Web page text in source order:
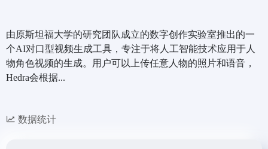
由原斯坦福大学的研究团队成立的数字创作实验室推出的一
个AI对口型视频生成工具，专注于将人工智能技术应用于人
物角色视频的生成。用户可以上传任意人物的照片和语音，
Hedra会根据...
数据统计